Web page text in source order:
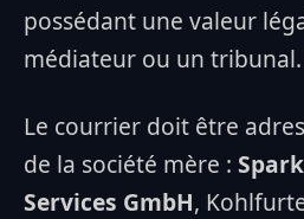
possédant une valeur
médiateur ou un tribunal.
Le courrier doit être
de la société mère :
Services GmbH,